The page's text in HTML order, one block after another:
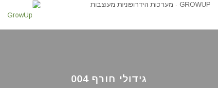
גידולי חורף 004